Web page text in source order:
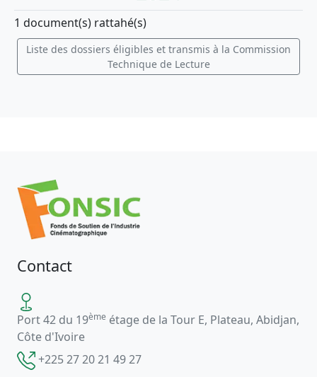
1 document(s) rattahé(s)
Liste des dossiers éligibles et transmis à la Commission
Technique de Lecture
Contact
Port 42 du 19ème étage de la Tour E, Plateau, Abidjan,
Côte d'Ivoire
+225 27 20 21 49 27